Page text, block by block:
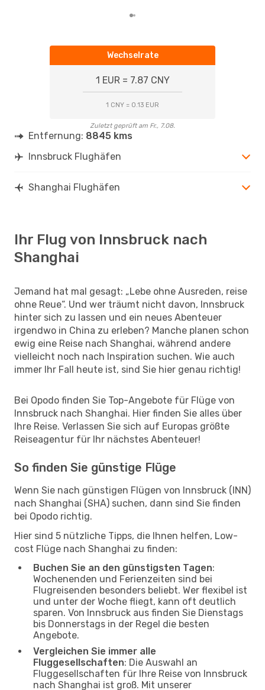
Wechselrate
1 EUR = 7.87 CNY
1 CNY = 0.13 EUR
Zuletzt geprüft am Fr., 7.08.
Entfernung: 8845 kms
Innsbruck Flughäfen
Shanghai Flughäfen
Ihr Flug von Innsbruck nach
Shanghai
Jemand hat mal gesagt: „Lebe ohne Ausreden, reise
ohne Reue“. Und wer träumt nicht davon, Innsbruck
hinter sich zu lassen und ein neues Abenteuer
irgendwo in China zu erleben? Manche planen schon
ewig eine Reise nach Shanghai, während andere
vielleicht noch nach Inspiration suchen. Wie auch
immer Ihr Fall heute ist, sind Sie hier genau richtig!
Bei Opodo finden Sie Top-Angebote für Flüge von
Innsbruck nach Shanghai. Hier finden Sie alles über
Ihre Reise. Verlassen Sie sich auf Europas größte
Reiseagentur für Ihr nächstes Abenteuer!
So finden Sie günstige Flüge
Wenn Sie nach günstigen Flügen von Innsbruck (INN)
nach Shanghai (SHA) suchen, dann sind Sie finden
bei Opodo richtig.
Hier sind 5 nützliche Tipps, die Ihnen helfen, Low-
cost Flüge nach Shanghai zu finden:
Buchen Sie an den günstigsten Tagen:
Wochenenden und Ferienzeiten sind bei
Flugreisenden besonders beliebt. Wer flexibel ist
und unter der Woche fliegt, kann oft deutlich
sparen. Von Innsbruck aus finden Sie Dienstags
bis Donnerstags in der Regel die besten
Angebote.
Vergleichen Sie immer alle
Fluggesellschaften: Die Auswahl an
Fluggesellschaften für Ihre Reise von Innsbruck
nach Shanghai ist groß. Mit unserer